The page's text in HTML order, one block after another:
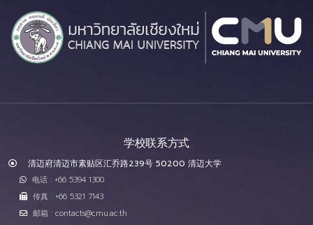
学校联系方式
清迈府清迈市素贴区汇乔路239号 50200 清迈大学
电话 : +66 5394 1300
传真 : +66 5321 7143
邮箱 : contacts@cmu.ac.th